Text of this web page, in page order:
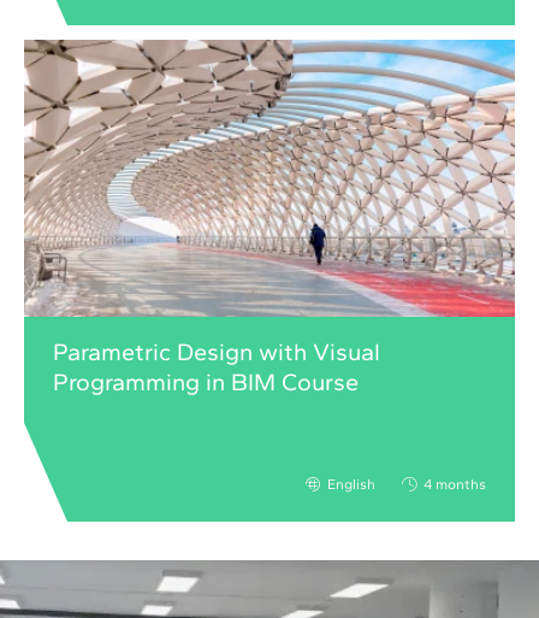
Parametric Design with Visual
Programming in BIM Course
English 4 months